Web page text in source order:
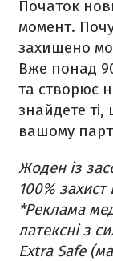
Початок
момент.
захищено
Вже понад
та створює
знайдете
вашому
Жоден із
100% захист
*Реклама
латексні з
Extra Safe